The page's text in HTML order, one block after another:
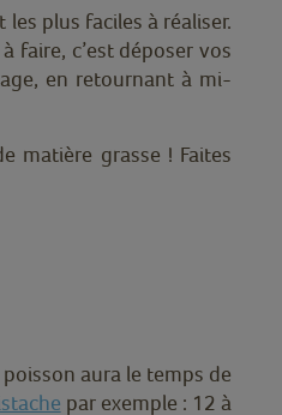
plus faciles à réaliser.
faire, c’est déposer vos
en retournant à mi-
matière grasse ! Faites
aura le temps de
par exemple : 12 à